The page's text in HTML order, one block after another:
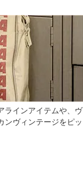
ラインアイテムや、ヴ
ンヴィンテージをピッ